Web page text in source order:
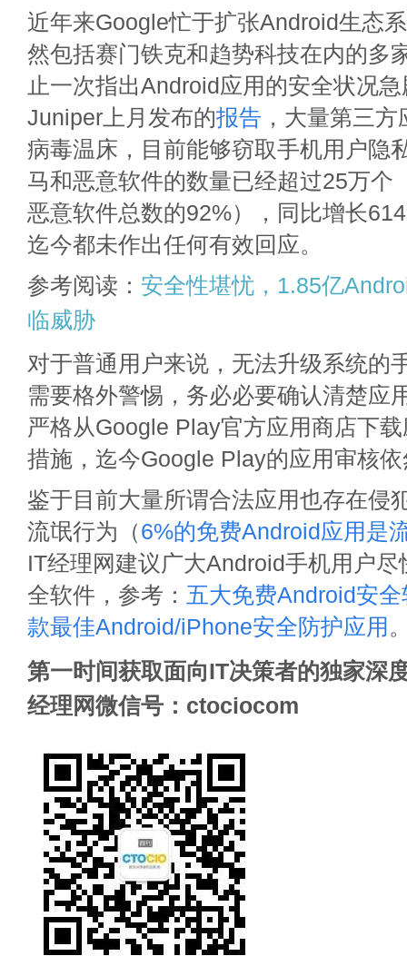
近年来Google忙于扩张Android生态
然包括赛门铁克和趋势科技在内的多
止一次指出Android应用的安全状况
Juniper上月发布的报告 ，大量第三
病毒温床，目前能够窃取手机用户隐
马和恶意软件的数量已经超过25万个
恶意软件总数的92%），同比增长
迄今都未作出任何有效回应。
参考阅读： 安全性堪忧，1.85亿
临威胁
对于普通用户来说，无法升级系统的
需要格外警惕，务必必要确认清楚应
严格从Google Play官方应用商店下
措施，迄今Google Play的应用审核
鉴于目前大量所谓合法应用也存在侵
流氓行为（6%的免费Android应用是
IT经理网建议广大Android手机用户
全软件，参考： 五大免费Android安
款最佳Android/iPhone安全防护应用
第一时间获取面向IT决策者的独家深
经理网微信号：ctociocom